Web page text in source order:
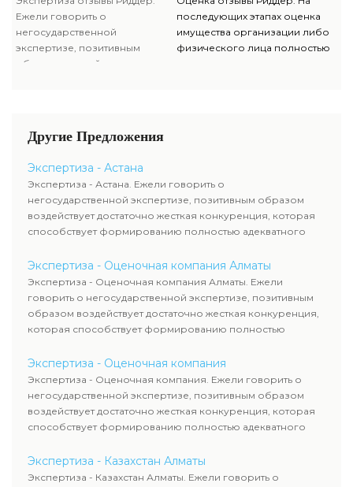
полностью адекватного
уровня цен.
Ежели говорить о
негосударственной
экспертизе, позитивным
образом воздействует
уровня цен.
объяснением отдельных
вопросов и предоставлением
недостающей документации.
последующих этапах оценка
имущества организации либо
физического лица полностью
Другие Предложения
Экспертиза - Астана
Экспертиза - Астана. Ежели говорить о
негосударственной экспертизе, позитивным образом
воздействует достаточно жесткая конкуренция, которая
способствует формированию полностью адекватного
Экспертиза - Оценочная компания Алматы
Экспертиза - Оценочная компания Алматы. Ежели
говорить о негосударственной экспертизе, позитивным
образом воздействует достаточно жесткая конкуренция,
которая способствует формированию полностью
Экспертиза - Оценочная компания
Экспертиза - Оценочная компания. Ежели говорить о
негосударственной экспертизе, позитивным образом
воздействует достаточно жесткая конкуренция, которая
способствует формированию полностью адекватного
Экспертиза - Казахстан Алматы
Экспертиза - Казахстан Алматы. Ежели говорить о